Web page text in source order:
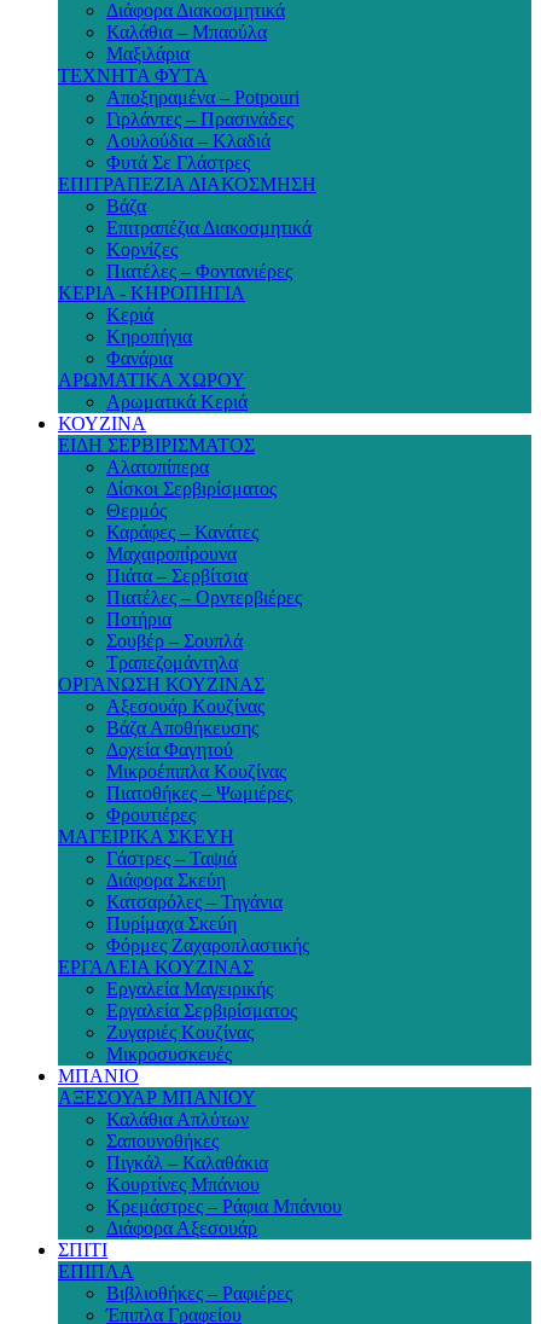
Διάφορα Διακοσμητικά
Καλάθια – Μπαούλα
Μαξιλάρια
ΤΕΧΝΗΤΑ ΦΥΤΑ
Αποξηραμένα – Potpouri
Γιρλάντες – Πρασινάδες
Λουλούδια – Κλαδιά
Φυτά Σε Γλάστρες
ΕΠΙΤΡΑΠΕΖΙΑ ΔΙΑΚΟΣΜΗΣΗ
Βάζα
Επιτραπέζια Διακοσμητικά
Κορνίζες
Πιατέλες – Φοντανιέρες
ΚΕΡΙΑ - ΚΗΡΟΠΗΓΙΑ
Κεριά
Κηροπήγια
Φανάρια
ΑΡΩΜΑΤΙΚΑ ΧΩΡΟΥ
Αρωματικά Κεριά
ΚΟΥΖΙΝΑ
ΕΙΔΗ ΣΕΡΒΙΡΙΣΜΑΤΟΣ
Αλατοπίπερα
Δίσκοι Σερβιρίσματος
Θερμός
Καράφες – Κανάτες
Μαχαιροπίρουνα
Πιάτα – Σερβίτσια
Πιατέλες – Ορντερβιέρες
Ποτήρια
Σουβέρ – Σουπλά
Τραπεζομάντηλα
ΟΡΓΑΝΩΣΗ ΚΟΥΖΙΝΑΣ
Αξεσουάρ Κουζίνας
Βάζα Αποθήκευσης
Δοχεία Φαγητού
Μικροέπιπλα Κουζίνας
Πιατοθήκες – Ψωμιέρες
Φρουτιέρες
ΜΑΓΕΙΡΙΚΑ ΣΚΕΥΗ
Γάστρες – Ταψιά
Διάφορα Σκεύη
Κατσαρόλες – Τηγάνια
Πυρίμαχα Σκεύη
Φόρμες Ζαχαροπλαστικής
ΕΡΓΑΛΕΙΑ ΚΟΥΖΙΝΑΣ
Εργαλεία Μαγειρικής
Εργαλεία Σερβιρίσματος
Ζυγαριές Κουζίνας
Μικροσυσκευές
ΜΠΑΝΙΟ
ΑΞΕΣΟΥΑΡ ΜΠΑΝΙΟΥ
Καλάθια Απλύτων
Σαπουνοθήκες
Πιγκάλ – Καλαθάκια
Κουρτίνες Μπάνιου
Κρεμάστρες – Ράφια Μπάνιου
Διάφορα Αξεσουάρ
ΣΠΙΤΙ
ΕΠΙΠΛΑ
Βιβλιοθήκες – Ραφιέρες
Έπιπλα Γραφείου